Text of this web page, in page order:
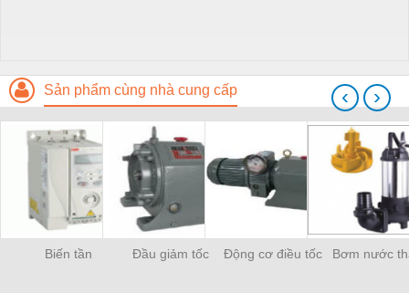
Sản phẩm cùng nhà cung cấp
Biến tần Đầu giảm tốc Động cơ điều tốc Bơm nước
‹ ›